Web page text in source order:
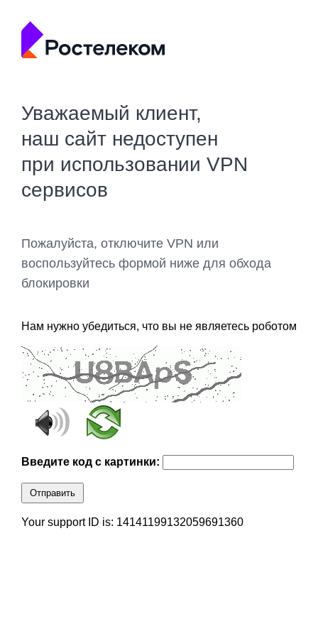
Уважаемый клиент,
наш сайт недоступен
при использовании VPN
сервисов
Пожалуйста, отключите VPN или
воспользуйтесь формой ниже для обхода
блокировки
Нам нужно убедиться, что вы не являетесь роботом
Введите код с картинки:
Отправить
Your support ID is: 14141199132059691360